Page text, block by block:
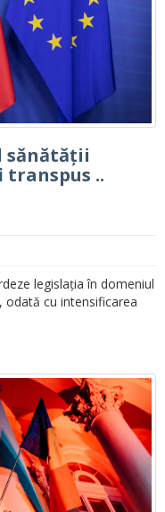
sănătății
transpus ..
legislația în domeniul
odată cu intensificarea